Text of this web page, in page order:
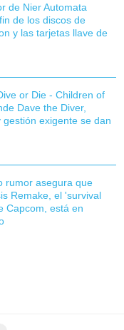
de Nier Automata
de los discos de
y las tarjetas llave de
or Die - Children of
Dave the Diver,
gestión exigente se dan
rumor asegura que
Remake, el 'survival
Capcom, está en